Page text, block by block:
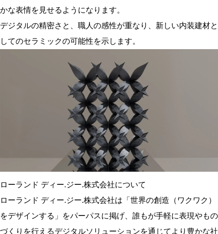
かな表情を見せるようになります。
デジタルの精密さと、職人の感性が重なり、新しい内装建材と
してのセラミックの可能性を示します。
ローランド ディー.ジー.株式会社について
ローランド ディー.ジー.株式会社は「世界の創造（ワクワク）
をデザインする」をパーパスに掲げ、誰もが手軽に表現やもの
づくりを行えるデジタルソリューションを通じてより豊かな社